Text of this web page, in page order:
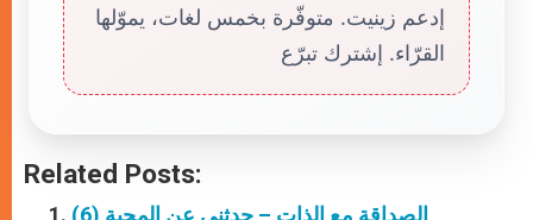
إدعم زينيت. متوفّرة بخمس لغات، يموّلها
القرّاء. إشترك تبرّع
Related Posts:
الصداقة مع الذات – حدثني عن المحبة (6)